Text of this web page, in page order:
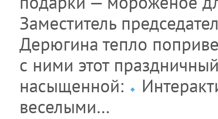
Заместитель
Дерюгина тепло
с ними этот
насыщенной:
веселыми…